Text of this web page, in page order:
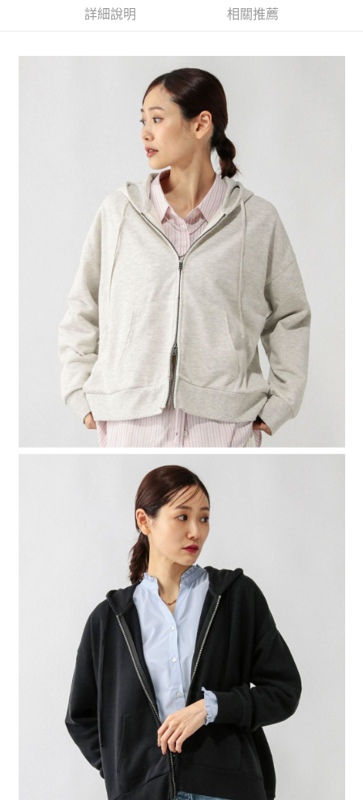
3.實際核准額度、可分期數及費用金額請依後續交易確認頁面所載為準。
4.訂單成立30分鐘內，如未前往確認交易或遇審核未通過，訂單將自動取
1.分期款項不併入電信帳單，「大哥付你分期」於每月結算日後寄送繳費提
2.透過簡訊連結打開帳單後，可選擇「超商條碼／台灣大直營門市／銀行轉
帳／街口支付／iPASS MONEY」等通路繳費。
1.本服務係由「台灣大哥大股份有限公司」（以下簡稱本公司）所提供，讓
用戶於交易時，得透過本服務購買商品或服務，並由商店將買賣／分期付款
買賣價金債權讓與本公司後，依約使用本公司帳單繳交帳款。
2.基於同意付款使用「大哥付你分期」之契約關係目的，商店將以您的個人
資料（包含姓名、電話或地址）提供予台灣大哥大進項蒐集、處理及利用，
由本公司與您本人進行分期帳單所需資料之確認、核對及更正。
3.完整用戶服務條款，請詳閱以下連結：https://oppay.tw/userRule
３．安心：先確認商品／服務後，再付款。
【「AFTEE先享後付」結帳流程】
１．於結帳方式選擇「AFTEE先享後付」後，將跳轉至「AFTEE先享後付」
結帳頁面，進行簡訊認證並確認金額後，即可完成結帳。
２．訂單成立數日內，您將收到繳費通知簡訊。
３．收到繳費通知簡訊後14天內，點擊此簡訊中的連結，可透過四大超商／
ATM／網路銀行／等多元方式進行付款，方視為交易完成。
※ 請注意：結帳手續完成當下不需立刻繳費，但若您需要取消訂單，請聯絡
購買商品的店家。未經商家同意取消之訂單仍視為有效，需透過AFTEE先享
※ 交易是否成功請以「AFTEE先享後付 」之結帳頁面顯示為準，若有關於
是否繳費成功／繳費後需取消欲退款等相關疑問，請聯繫「AFTEE先享後付
https://netprotections.freshdesk.com/support/home
１．透過由恩沛科技股份有限公司提供之「AFTEE先享後付」服務完成之交
易，需依本服務之必要範圍內提供個人資料，並將交易相關給付款項請求債
權轉讓予恩沛科技股份有限公司。
２．關於個人資料處理事宜，請瀏覽以下網址：
https://aftee.tw/terms/#terms3
３．未成年的使用者請事先徵得法定代理人或監護人之同意方可使用
「AFTEE先享後付」，若未經同意申辦者引起之損失，本公司不負相關責
４．使用「AFTEE先享後付」時，將依據個別帳號之用戶狀況，依本公司即
時審查核予不同之上限額度；若仍有額度不足之情形，本公司將視審查結果
請求用戶進行身份認證。
５．嚴禁一人註冊多個帳號或使用他人資訊註冊。若發現惡意使用之情形，
恩沛科技股份有限公司將有權停止該用戶之使用額度並採取法律行動。
每筆NT$80，滿NT$888(含以上)免運費
每筆NT$80，滿NT$888(含以上)免運費
每筆NT$80，滿NT$1,500(含以上)免運費
每筆NT$80，滿NT$1,500(含以上)免運費
每筆NT$80，滿NT$1,500(含以上)免運費
詳細說明 相關推薦